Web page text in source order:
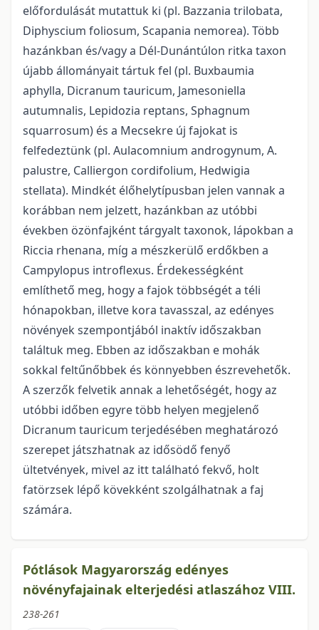
előfordulását mutattuk ki (pl. Bazzania trilobata,
Diphyscium foliosum, Scapania nemorea). Több
hazánkban és/vagy a Dél-Dunántúlon ritka taxon
újabb állományait tártuk fel (pl. Buxbaumia
aphylla, Dicranum tauricum, Jamesoniella
autumnalis, Lepidozia reptans, Sphagnum
squarrosum) és a Mecsekre új fajokat is
felfedeztünk (pl. Aulacomnium androgynum, A.
palustre, Calliergon cordifolium, Hedwigia
stellata). Mindkét élőhelytípusban jelen vannak a
korábban nem jelzett, hazánkban az utóbbi
években özönfajként tárgyalt taxonok, lápokban a
Riccia rhenana, míg a mészkerülő erdőkben a
Campylopus introflexus. Érdekességként
említhető meg, hogy a fajok többségét a téli
hónapokban, illetve kora tavasszal, az edényes
növények szempontjából inaktív időszakban
találtuk meg. Ebben az időszakban e mohák
sokkal feltűnőbbek és könnyebben észrevehetők.
A szerzők felvetik annak a lehetőségét, hogy az
utóbbi időben egyre több helyen megjelenő
Dicranum tauricum terjedésében meghatározó
szerepet játszhatnak az idősödő fenyő
ültetvények, mivel az itt található fekvő, holt
fatörzsek lépő kövekként szolgálhatnak a faj
számára.
Pótlások Magyarország edényes
növényfajainak elterjedési atlaszához VIII.
238-261